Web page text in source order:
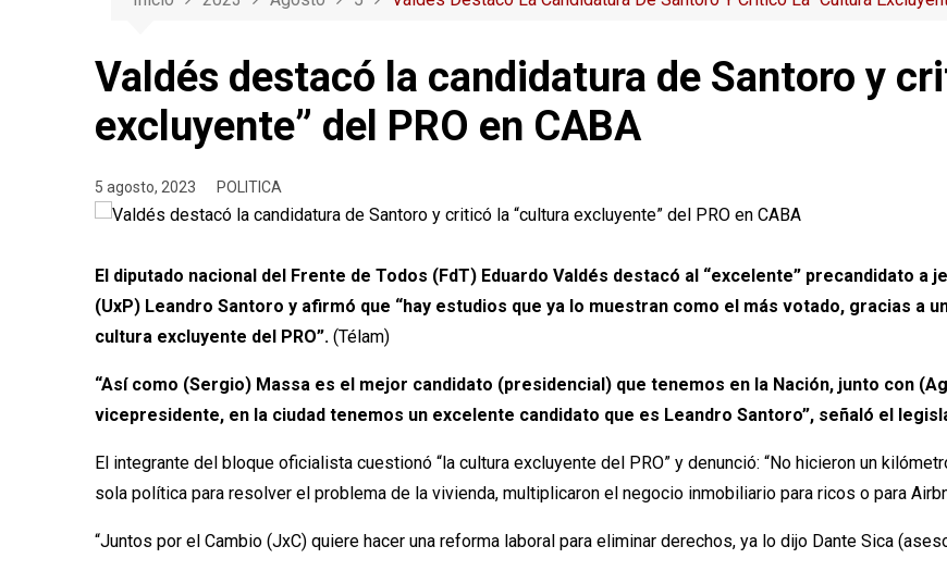
Valdés destacó la candidatura de Santoro y
excluyente” del PRO en CABA
5 agosto, 2023 POLITICA
El diputado nacional del Frente de Todos (FdT) Eduardo Valdés destacó al “excelente” precandidato
(UxP) Leandro Santoro y afirmó que “hay estudios que ya lo muestran como el más votado, gracias a
cultura excluyente del PRO”. (Télam)
“Así como (Sergio) Massa es el mejor candidato (presidencial) que tenemos en la Nación, junto con
vicepresidente, en la ciudad tenemos un excelente candidato que es Leandro Santoro”, señaló el
El integrante del bloque oficialista cuestionó “la cultura excluyente del PRO” y denunció: “No hicieron un
sola política para resolver el problema de la vivienda, multiplicaron el negocio inmobiliario para ricos o para
“Juntos por el Cambio (JxC) quiere hacer una reforma laboral para eliminar derechos, ya lo dijo Dante Sica